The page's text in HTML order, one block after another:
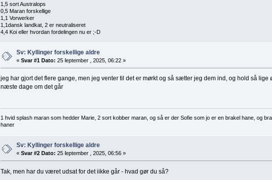
1,5 sort Australops
0,5 Maran forskellige
1,1 Vorwerker
1,1dansk landkat, 2 er neutraliseret
4,4 Koi eller hvordan fordelingen nu er ;-D
Sv: Kyllinger forskellige aldre
« Svar #1 Dato: 25 ſeptember , 2025, 06:22 »
jeg har gjort det flere gange, men jeg venter til det er mørkt og så sætter jeg dem ind, og hold så lige
næste dage om det går
1 hvid splash maran som hedder Marie, 2 sort kobber maran, og så er der Sofie som jo er en brakel hane, og
haner
Sv: Kyllinger forskellige aldre
« Svar #2 Dato: 25 ſeptember , 2025, 06:56 »
Tak, men har du været udsat for det iikke går - hvad gør du så?